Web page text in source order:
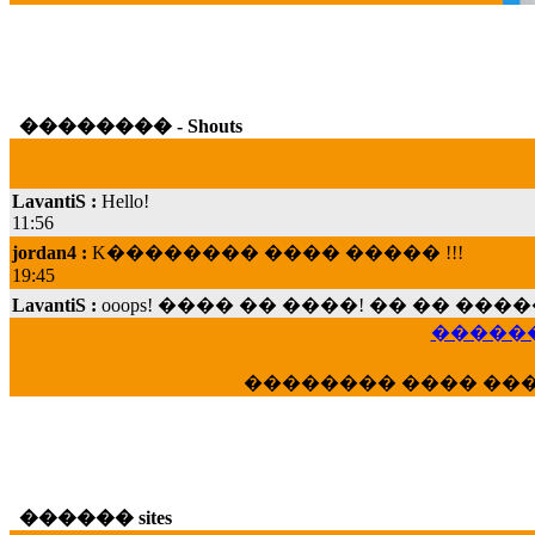
�������� - Shouts
11:56
jordan4 :
19:45
LavantiS :
���; ���� ��� ��� �������� ����
veronica :E���� 2012 ��� ����� ���
�������� ����
������ sites